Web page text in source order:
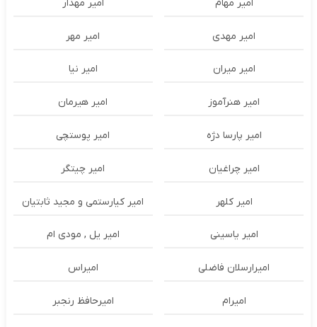
امیر مهام امیر مهدار
امیر مهدی امیر مهر
امیر میران امیر نیا
امیر هنرآموز امیر هیرمان
امیر پارسا دژه امیر پوستچی
امیر چراغیان امیر چیتگر
امیر کلهر امیر کیارستمی و مجید ثابتیان
امیر یاسینی امیر یل , مودی ام
امیرارسلان فاضلی امیراس
امیرام امیرحافظ رنجبر